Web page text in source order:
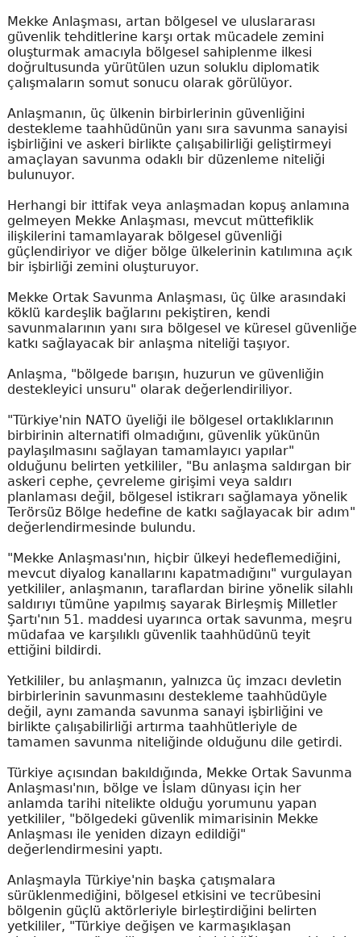
Mekke Anlaşması, artan bölgesel ve uluslararası
güvenlik tehditlerine karşı ortak mücadele zemini
oluşturmak amacıyla bölgesel sahiplenme ilkesi
doğrultusunda yürütülen uzun soluklu diplomatik
çalışmaların somut sonucu olarak görülüyor.
Anlaşmanın, üç ülkenin birbirlerinin güvenliğini
destekleme taahhüdünün yanı sıra savunma sanayisi
işbirliğini ve askeri birlikte çalışabilirliği geliştirmeyi
amaçlayan savunma odaklı bir düzenleme niteliği
bulunuyor.
Herhangi bir ittifak veya anlaşmadan kopuş anlamına
gelmeyen Mekke Anlaşması, mevcut müttefiklik
ilişkilerini tamamlayarak bölgesel güvenliği
güçlendiriyor ve diğer bölge ülkelerinin katılımına açık
bir işbirliği zemini oluşturuyor.
Mekke Ortak Savunma Anlaşması, üç ülke arasındaki
köklü kardeşlik bağlarını pekiştiren, kendi
savunmalarının yanı sıra bölgesel ve küresel güvenliğe
katkı sağlayacak bir anlaşma niteliği taşıyor.
Anlaşma, "bölgede barışın, huzurun ve güvenliğin
destekleyici unsuru" olarak değerlendiriliyor.
"Türkiye'nin NATO üyeliği ile bölgesel ortaklıklarının
birbirinin alternatifi olmadığını, güvenlik yükünün
paylaşılmasını sağlayan tamamlayıcı yapılar"
olduğunu belirten yetkililer, "Bu anlaşma saldırgan bir
askeri cephe, çevreleme girişimi veya saldırı
planlaması değil, bölgesel istikrarı sağlamaya yönelik
Terörsüz Bölge hedefine de katkı sağlayacak bir adım"
değerlendirmesinde bulundu.
"Mekke Anlaşması'nın, hiçbir ülkeyi hedeflemediğini,
mevcut diyalog kanallarını kapatmadığını" vurgulayan
yetkililer, anlaşmanın, taraflardan birine yönelik silahlı
saldırıyı tümüne yapılmış sayarak Birleşmiş Milletler
Şartı'nın 51. maddesi uyarınca ortak savunma, meşru
müdafaa ve karşılıklı güvenlik taahhüdünü teyit
ettiğini bildirdi.
Yetkililer, bu anlaşmanın, yalnızca üç imzacı devletin
birbirlerinin savunmasını destekleme taahhüdüyle
değil, aynı zamanda savunma sanayi işbirliğini ve
birlikte çalışabilirliği artırma taahhütleriyle de
tamamen savunma niteliğinde olduğunu dile getirdi.
Türkiye açısından bakıldığında, Mekke Ortak Savunma
Anlaşması'nın, bölge ve İslam dünyası için her
anlamda tarihi nitelikte olduğu yorumunu yapan
yetkililer, "bölgedeki güvenlik mimarisinin Mekke
Anlaşması ile yeniden dizayn edildiği"
değerlendirmesini yaptı.
Anlaşmayla Türkiye'nin başka çatışmalara
sürüklenmediğini, bölgesel etkisini ve tecrübesini
bölgenin güçlü aktörleriyle birleştirdiğini belirten
yetkililer, "Türkiye değişen ve karmaşıklaşan